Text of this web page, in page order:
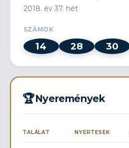
2018. év 37. hét
SZÁMOK
14 28 30
🏆Nyeremények
TALÁLAT NYERTESEK